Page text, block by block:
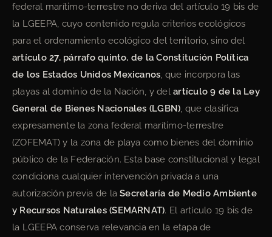
federal marítimo-terrestre no deriva del artículo 19 bis de
la LGEEPA, cuyo contenido regula criterios ecológicos
para el ordenamiento ecológico del territorio, sino del
artículo 27, párrafo quinto, de la Constitución Política
de los Estados Unidos Mexicanos, que incorpora las
playas al dominio de la Nación, y delartículo 9 de la Ley
General de Bienes Nacionales (LGBN), que clasifica
expresamente la zona federal marítimo-terrestre
(ZOFEMAT) y la zona de playa como bienes del dominio
público de la Federación. Esta base constitucional y legal
condiciona cualquier intervención privada a una
autorización previa de laSecretaría de Medio Ambiente
y Recursos Naturales (SEMARNAT). El artículo 19 bis de
la LGEEPA conserva relevancia en la etapa de